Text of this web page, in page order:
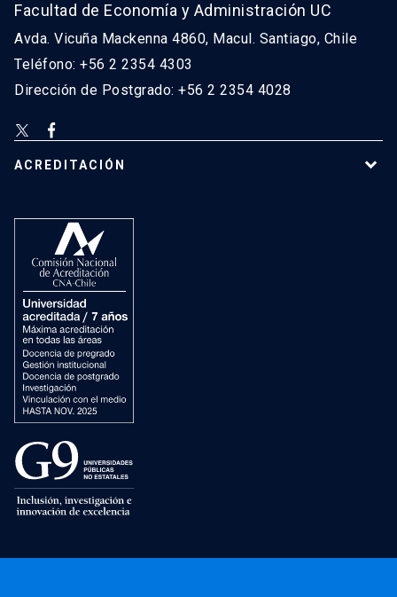
Facultad de Economía y Administración UC
Avda. Vicuña Mackenna 4860, Macul. Santiago, Chile
Teléfono: +56 2 2354 4303
Dirección de Postgrado: +56 2 2354 4028
ACREDITACIÓN